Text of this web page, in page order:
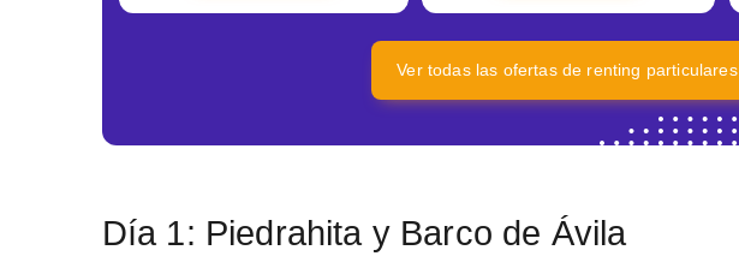
Ver todas las ofertas de renting particulares
Día 1: Piedrahita y Barco de Ávila